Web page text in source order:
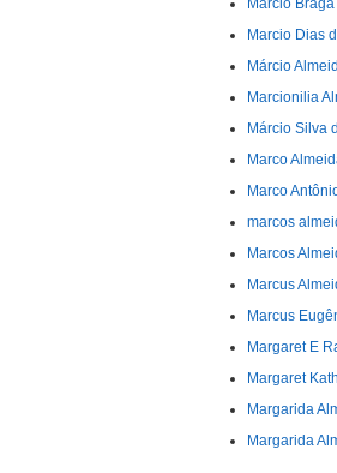
Marcio
Marcio Dias
Márcio
Marcionilia
Márcio Silva
Marco
Marco
marcos
Marcos
Marcus
Marcus
Margaret E
Margaret
Margarida
Margarida